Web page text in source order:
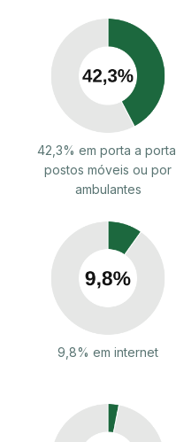
42,3% em porta a porta,
postos móveis ou por
ambulantes
9,8% em internet